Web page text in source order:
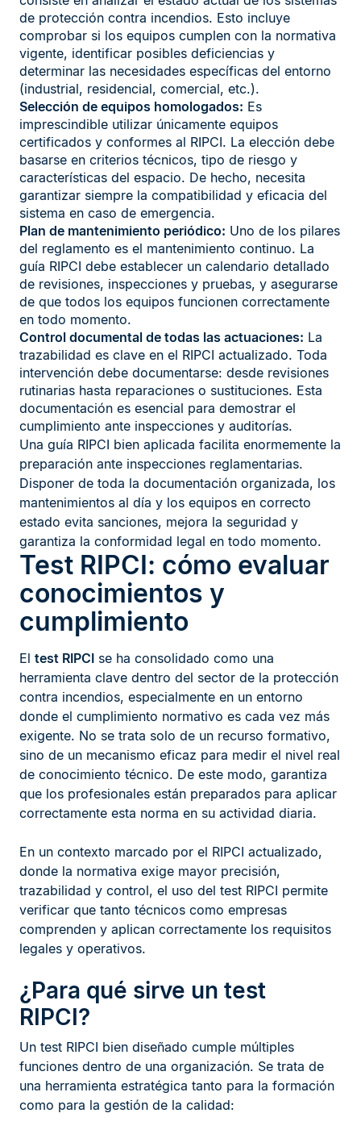
de protección contra incendios. Esto incluye
comprobar si los equipos cumplen con la normativa
vigente, identificar posibles deficiencias y
determinar las necesidades específicas del entorno
(industrial, residencial, comercial, etc.).
Selección de equipos homologados: Es
imprescindible utilizar únicamente equipos
certificados y conformes al RIPCI. La elección debe
basarse en criterios técnicos, tipo de riesgo y
características del espacio. De hecho, necesita
garantizar siempre la compatibilidad y eficacia del
sistema en caso de emergencia.
Plan de mantenimiento periódico: Uno de los pilares
del reglamento es el mantenimiento continuo. La
guía RIPCI debe establecer un calendario detallado
de revisiones, inspecciones y pruebas, y asegurarse
de que todos los equipos funcionen correctamente
en todo momento.
Control documental de todas las actuaciones: La
trazabilidad es clave en el RIPCI actualizado. Toda
intervención debe documentarse: desde revisiones
rutinarias hasta reparaciones o sustituciones. Esta
documentación es esencial para demostrar el
cumplimiento ante inspecciones y auditorías.
Una guía RIPCI bien aplicada facilita enormemente la
preparación ante inspecciones reglamentarias.
Disponer de toda la documentación organizada, los
mantenimientos al día y los equipos en correcto
estado evita sanciones, mejora la seguridad y
garantiza la conformidad legal en todo momento.
Test RIPCI: cómo evaluar
conocimientos y
cumplimiento
El test RIPCI se ha consolidado como una
herramienta clave dentro del sector de la protección
contra incendios, especialmente en un entorno
donde el cumplimiento normativo es cada vez más
exigente. No se trata solo de un recurso formativo,
sino de un mecanismo eficaz para medir el nivel real
de conocimiento técnico. De este modo, garantiza
que los profesionales están preparados para aplicar
correctamente esta norma en su actividad diaria.
En un contexto marcado por el RIPCI actualizado,
donde la normativa exige mayor precisión,
trazabilidad y control, el uso del test RIPCI permite
verificar que tanto técnicos como empresas
comprenden y aplican correctamente los requisitos
legales y operativos.
¿Para qué sirve un test
RIPCI?
Un test RIPCI bien diseñado cumple múltiples
funciones dentro de una organización. Se trata de
una herramienta estratégica tanto para la formación
como para la gestión de la calidad: